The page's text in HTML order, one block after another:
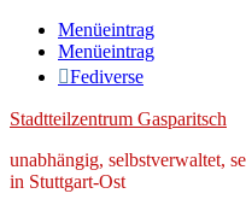
Menüeintrag
Menüeintrag
Fediverse
Stadtteilzentrum Gasparitsch
unabhängig, selbstverwaltet,
in Stuttgart-Ost